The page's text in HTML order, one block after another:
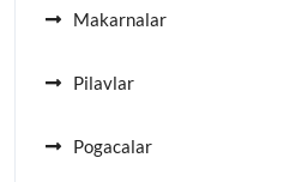
Makarnalar
Pilavlar
Pogacalar